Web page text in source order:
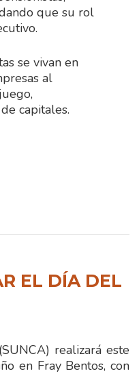
que su rol
se vivan en
al
capitales.
EL DÍA DEL
realizará este
en Fray Bentos, con